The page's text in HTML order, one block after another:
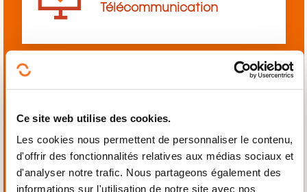
Ce site web utilise des cookies.
Les cookies nous permettent de personnaliser le contenu,
d'offrir des fonctionnalités relatives aux médias sociaux et
d'analyser notre trafic. Nous partageons également des
informations sur l'utilisation de notre site avec nos
Télécommunication